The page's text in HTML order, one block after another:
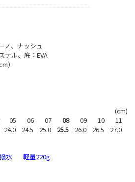
ノ、ナッシュ
テル、底：EVA
）
(cm)
05 06 07 08 09 10
11
24.0 24.5 25.0 25.5 26.0 26.5 27.0
撥水 軽量220g